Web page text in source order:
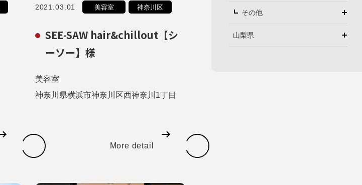
2021.03.01 美容室 神奈川区
SEE-SAW hair&chillout【シ
ーソー】様
美容室
神奈川県横浜市神奈川区西神奈川1丁目
More detail
その他
山梨県